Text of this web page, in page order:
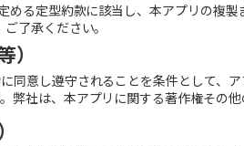
める定型約款に該当し、本アプリの複
了承ください。
）
同意し遵守されることを条件として、
弊社は、本アプリに関する著作権その